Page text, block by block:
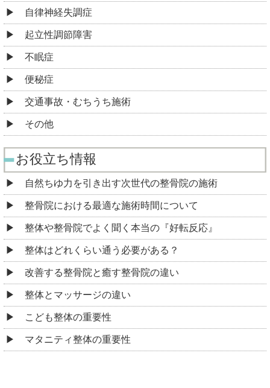
自律神経失調症
起立性調節障害
不眠症
便秘症
交通事故・むちうち施術
その他
お役立ち情報
自然ちゆ力を引き出す次世代の整骨院の施術
整骨院における最適な施術時間について
整体や整骨院でよく聞く本当の『好転反応』
整体はどれくらい通う必要がある？
改善する整骨院と癒す整骨院の違い
整体とマッサージの違い
こども整体の重要性
マタニティ整体の重要性